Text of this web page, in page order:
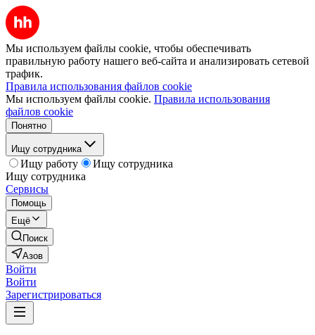
Мы используем файлы cookie, чтобы обеспечивать
правильную работу нашего веб-сайта и анализировать сетевой
трафик.
Правила использования файлов cookie
Мы используем файлы cookie. Правила использования
файлов cookie
Понятно
Ищу сотрудника
Ищу работу
Ищу сотрудника
Ищу сотрудника
Сервисы
Помощь
Ещё
Поиск
Азов
Войти
Войти
Зарегистрироваться